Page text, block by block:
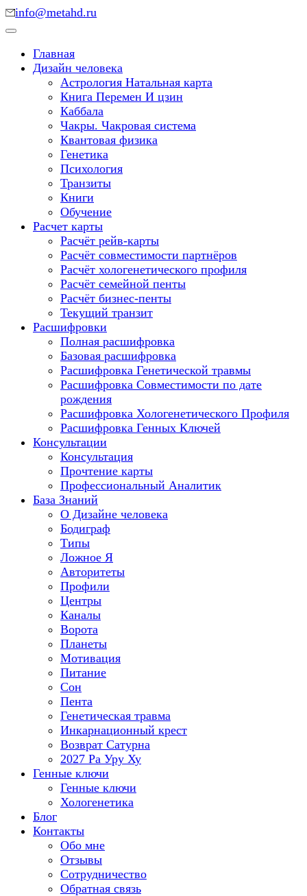
Перейти
к
(нажмите
Enter)
info@metahd.ru
Дизайн человека
Главная
Дизайн человека
Астрология Натальная карта
Книга Перемен И цзин
Каббала
Чакры. Чакровая система
Квантовая физика
Генетика
Психология
Транзиты
Книги
Обучение
Расчет карты
Расчёт рейв-карты
Расчёт совместимости партнёров
Расчёт хологенетического профиля
Расчёт семейной пенты
Расчёт бизнес-пенты
Текущий транзит
Расшифровки
Полная расшифровка
Базовая расшифровка
Расшифровка Генетической травмы
Расшифровка Совместимости по дате
рождения
Расшифровка Хологенетического Профиля
Расшифровка Генных Ключей
Консультации
Консультация
Прочтение карты
Профессиональный Аналитик
База Знаний
О Дизайне человека
Бодиграф
Типы
Ложное Я
Авторитеты
Профили
Центры
Каналы
Ворота
Планеты
Мотивация
Питание
Сон
Пента
Генетическая травма
Инкарнационный крест
Возврат Сатурна
2027 Ра Уру Ху
Генные ключи
Генные ключи
Хологенетика
Блог
Контакты
Обо мне
Отзывы
Сотрудничество
Обратная связь